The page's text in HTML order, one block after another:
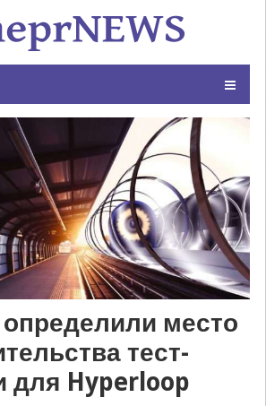
место
тест-
для Hyperloop